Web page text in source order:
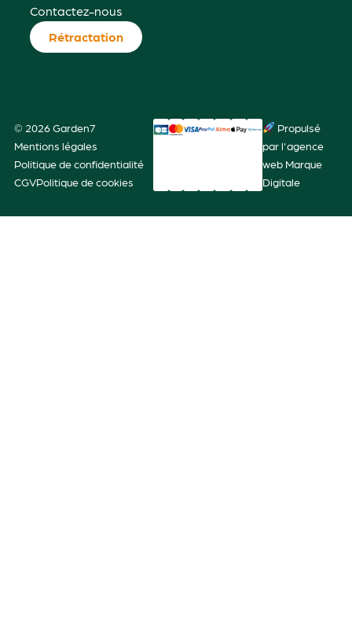
Contactez-nous
Rétractation
© 2026 Garden7
Mentions légales
Politique de confidentialité
CGVPolitique de cookies
Propulsé
par l'agence
web Marque
Digitale